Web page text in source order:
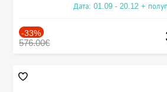
Дата: 01.09 - 20.12 +
-33%
576.00€